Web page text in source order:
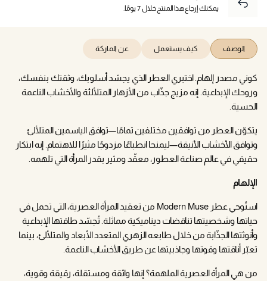
يمكنك إرجاع هذا المنتج خلال 7 يومًا.
الوصف كيف يستعمل عن الماركة
كوني مصدر إلهام. اختبري العطر الذي يجسّد أسلوبك، وثقتك بنفسك،
وروحك الإبداعية. إنه مزيج جذّاب من الأزهار المتلألئة والأخشاب الناعمة
الحسية.
يتكوّن العطر من توافقين مختلفين تمامًا—توافق الياسمين المتلألئ
وتوافق الأخشاب الأنيقة—ليمنحا انطباعًا مزدوجًا مثيرًا للاهتمام. إنه ابتكار
حقيقي في عالم صناعة العطور، معقّد ومثير بقدر المرأة التي تلهمه.
الإلهام
استُوحي عطر Modern Muse من تعقيد المرأة العصرية، التي تحمل في
حياتها وشخصيتها تناقضات ديناميكية مماثلة. تُجسّد طاقتها الإبداعية
وأنوثتها الجذّابة من خلال طابعه الزهري المتعدد الأبعاد والمتلألئ، بينما
تعبّر أناقتها وقوتها وجاذبيتها عن طريق الأخشاب الناعمة.
من هي المرأة العصرية الملهمة؟ إنها واثقة ومستقلة، رقيقة وقوية،